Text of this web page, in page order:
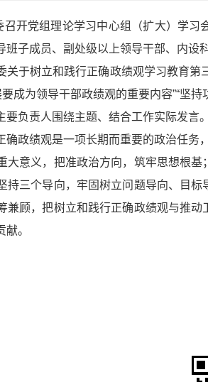
开党组理论学习中心组（扩大）学
子成员、副处级以上领导干部、内设
关于树立和践行正确政绩观学习教育
要成为领导干部政绩观的重要内容”“坚
负责人围绕主题、结合工作实际发言。
确政绩观是一项长期而重要的政治任务
大意义，把准政治方向，筑牢思想根
持三个导向，牢固树立问题导向、目
兼顾，把树立和践行正确政绩观与推
。